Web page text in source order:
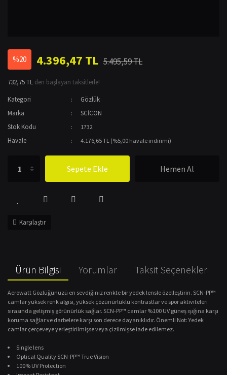
%20 4.396,47 TL 5.495,59 TL
732,75 TL den başlayan taksitlerle!
Kategori
Gözlük
Marka
SCİCON
Stok Kodu
1732
Havale 4.176,65 TL (%5,00 havale indirimi)
Sepete Ekle Hemen Al
Karşılaştır
Ürün Bilgisi Yorumlar Taksit Seçenekleri
Aerowatt Gözlüğünüzü en sevdiğiniz renkte bir yedek lensle özelleştirin. SCN-PP™
camlar yüksek renk algısı, yüksek çözünürlüklü kontrastlar ve spor aktiviteleri
sırasında gelişmiş görünürlük sağlar. SCN-PP™ camlar %100 UV güneş ışığına karşı
koruma sağlar ve darbelere karşı son derece dayanıklıdır. Önemli Not: Yedek
camlar çerçeveye yerleştirilmişse veya çizilmişse iade edilemez.
Single lens
Optical Quality SCN-PP™ True Vision
100% UV Protection